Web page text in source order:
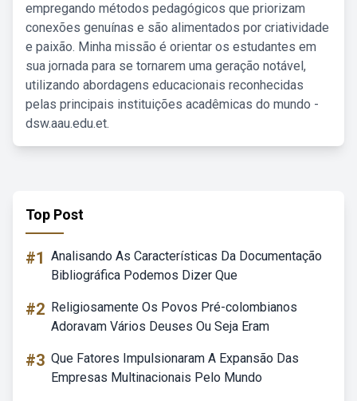
empregando métodos pedagógicos que priorizam
conexões genuínas e são alimentados por criatividade
e paixão. Minha missão é orientar os estudantes em
sua jornada para se tornarem uma geração notável,
utilizando abordagens educacionais reconhecidas
pelas principais instituições acadêmicas do mundo -
dsw.aau.edu.et.
Top Post
#1 Analisando As Características Da Documentação
Bibliográfica Podemos Dizer Que
#2 Religiosamente Os Povos Pré-colombianos
Adoravam Vários Deuses Ou Seja Eram
#3 Que Fatores Impulsionaram A Expansão Das
Empresas Multinacionais Pelo Mundo